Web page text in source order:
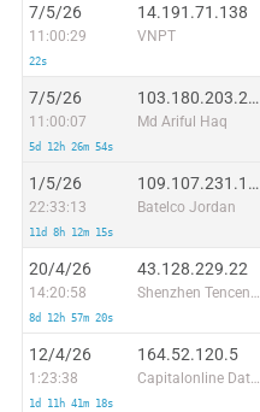
7/5/26
11:00:29
22s
14.191.71.138
VNPT
7/5/26
11:00:07
5d 12h 26m 54s
103.180.203.224
Md Ariful Haq
1/5/26
22:33:13
11d 8h 12m 15s
109.107.231.120
Batelco Jordan
20/4/26
14:20:58
8d 12h 57m 20s
43.128.229.22
Shenzhen Tencent Computer Systems Company Limited
12/4/26
1:23:38
1d 11h 41m 18s
164.52.120.5
Capitalonline Data Service (HK) Co